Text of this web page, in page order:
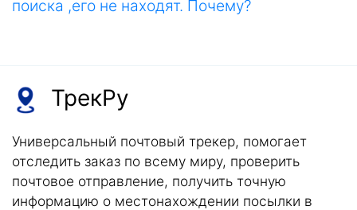
поиска ,его не находят. Почему?
ТрекРу
Универсальный почтовый трекер, помогает
отследить заказ по всему миру, проверить
почтовое отправление, получить точную
информацию о местонахождении посылки в